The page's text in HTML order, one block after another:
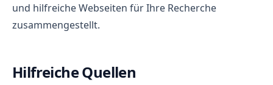
und hilfreiche Webseiten für Ihre Recherche
zusammengestellt.
Hilfreiche Quellen